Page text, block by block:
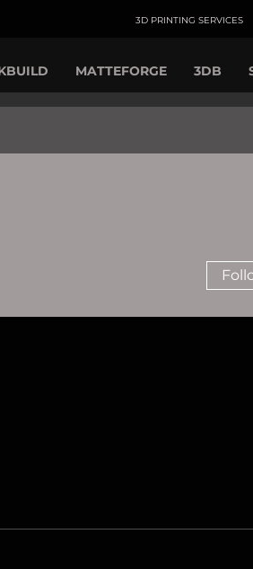
3D PRINTING SERVICES
MATTEFORGE 3DB